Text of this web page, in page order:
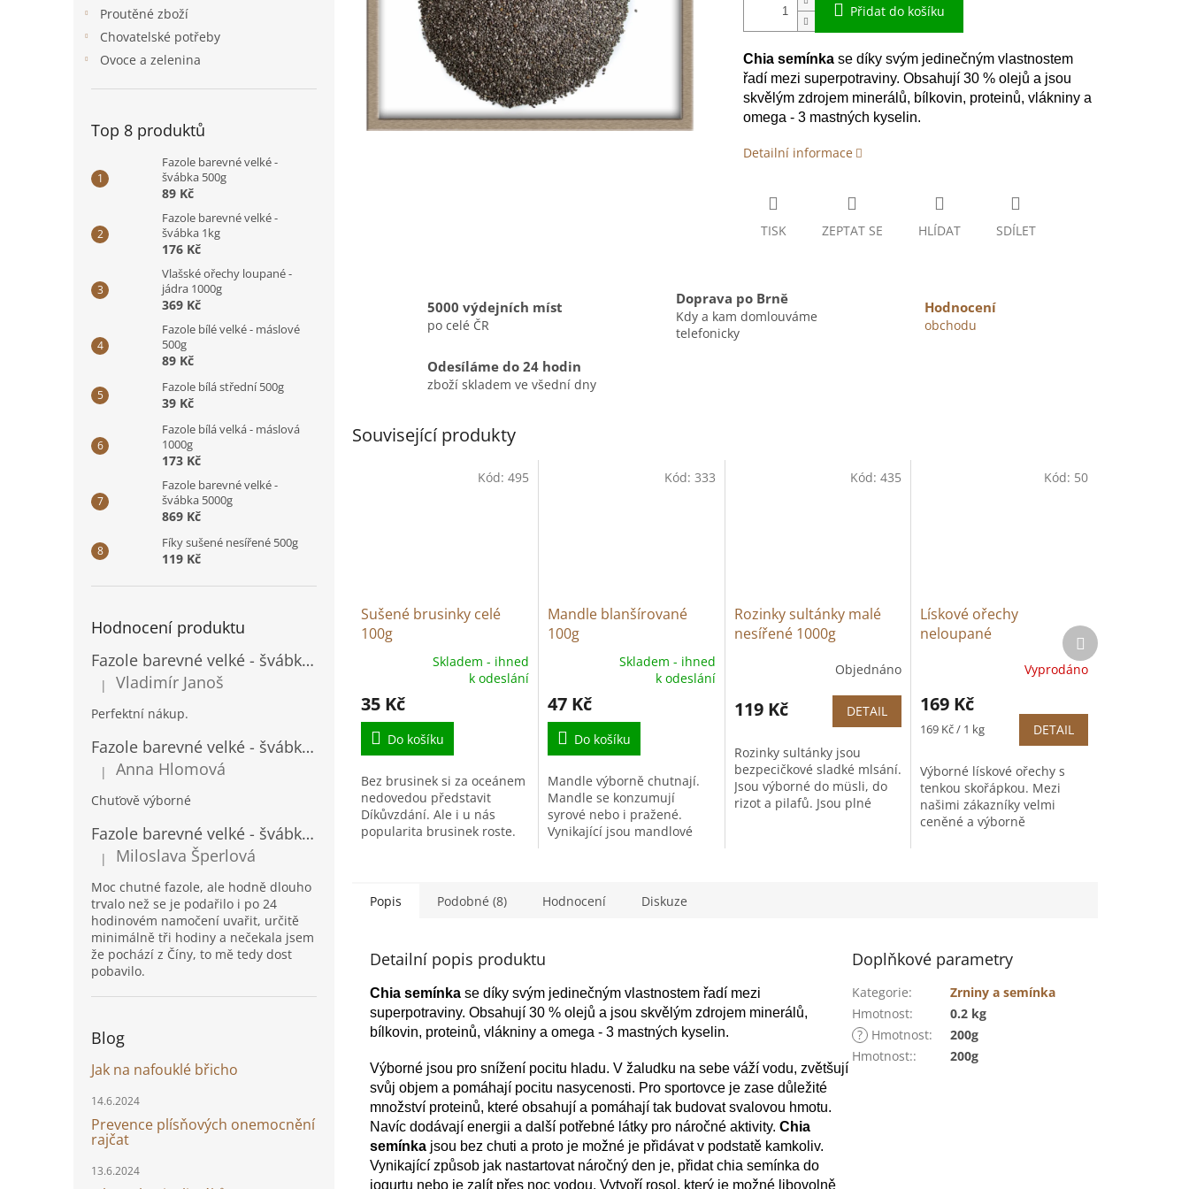
Proutěné zboží
Chovatelské potřeby
Ovoce a zelenina
Top 8 produktů
Fazole barevné velké -
švábka 500g
89 Kč
Fazole barevné velké -
švábka 1kg
176 Kč
Vlašské ořechy loupané -
jádra 1000g
369 Kč
Fazole bílé velké - máslové
500g
89 Kč
Fazole bílá střední 500g
39 Kč
Fazole bílá velká - máslová
1000g
173 Kč
Fazole barevné velké -
švábka 5000g
869 Kč
Fíky sušené nesířené 500g
119 Kč
Hodnocení produktu
Fazole barevné velké - švábka 500g
Hodnocení produktu je 5 z 5 hvězdiček.
| Vladimír Janoš
Perfektní nákup.
Fazole barevné velké - švábka 500g
Hodnocení produktu je 5 z 5 hvězdiček.
| Anna Hlomová
Chuťově výborné
Fazole barevné velké - švábka 1kg
Hodnocení produktu je 5 z 5 hvězdiček.
| Miloslava Šperlová
Moc chutné fazole, ale hodně dlouho
trvalo než se je podařilo i po 24
hodinovém namočení uvařit, určitě
minimálně tři hodiny a nečekala jsem
že pochází z Číny, to mě tedy dost
pobavilo.
Blog
Jak na nafouklé břicho
14.6.2024
Prevence plísňových onemocnění
rajčat
13.6.2024
Přidat do košíku
Chia semínkase díky svým jedinečným vlastnostem
řadí mezi superpotraviny. Obsahují 30 % olejů a jsou
skvělým zdrojem minerálů, bílkovin, proteinů, vlákniny a
omega - 3 mastných kyselin.
Detailní informace
TISK ZEPTAT SE HLÍDAT SDÍLET
5000 výdejních míst
po celé ČR
Doprava po Brně
Kdy a kam domlouváme
telefonicky
Hodnocení
obchodu
Odesíláme do 24 hodin
zboží skladem ve všední dny
Související produkty
Sušené brusinky celé
100g
produktu
je
5,0
z
hvězdiček.
Skladem - ihned
k odeslání
35 Kč
Do košíku
Bez brusinek si za oceánem
nedovedou představit
Díkůvzdání. Ale i u nás
popularita brusinek roste.
Kód: 495
Mandle blanšírované
100g
produktu
je
5,0
z
hvězdiček.
Skladem - ihned
k odeslání
47 Kč
Do košíku
Mandle výborně chutnají.
Mandle se konzumují
syrové nebo i pražené.
Vynikající jsou mandlové
Kód: 333
Rozinky sultánky malé
nesířené 1000g
Objednáno
119 Kč DETAIL
Rozinky sultánky jsou
bezpecičkové sladké mlsání.
Jsou výborné do müsli, do
rizot a pilafů. Jsou plné
Kód:435
Lískové ořechy
neloupané
produktu
je
5,0
5
hvězdiček.
Vyprodáno
169 Kč
Měrná
169 Kč / 1 kg DETAIL
Výborné lískové ořechy s
tenkou skořápkou. Mezi
našimi zákazníky velmi
ceněné a výborně
Kód: 50
Další
produkt
Popis Podobné (8) Hodnocení Diskuze
Detailní popis produktu
Chia semínka se díky svým jedinečným vlastnostem řadí mezi
superpotraviny. Obsahují 30 % olejů a jsou skvělým zdrojem minerálů,
bílkovin, proteinů, vlákniny a omega - 3 mastných kyselin.
Výborné jsou pro snížení pocitu hladu. V žaludku na sebe váží vodu, zvětšují
svůj objem a pomáhají pocitu nasycenosti. Pro sportovce je zase důležité
množství proteinů, které obsahují a pomáhají tak budovat svalovou hmotu.
Navíc dodávají energii a další potřebné látky pro náročné aktivity. Chia
semínka jsou bez chuti a proto je možné je přidávat v podstatě kamkoliv.
Vynikající způsob jak nastartovat náročný den je, přidat chia semínka do
jogurtu nebo je zalít přes noc vodou. Vytvoří rosol, který je možné libovolně
Doplňkové parametry
Kategorie:
Zrniny a semínka
Hmotnost:
0.2 kg
? Hmotnost:
200g
Hmotnost:: 200g